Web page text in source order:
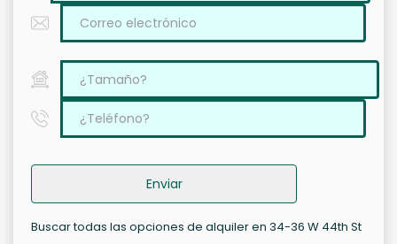
Enviar
Buscar todas las opciones de alquiler en 34-36 W 44th St